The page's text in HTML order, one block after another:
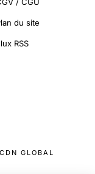
du site
RSS
GLOBAL